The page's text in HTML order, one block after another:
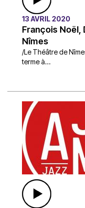
13 AVRIL 2020
François
Nîmes
/Le Théâtre de
terme à...